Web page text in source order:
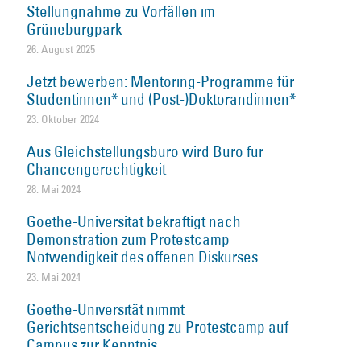
Stellungnahme zu Vorfällen im
Grüneburgpark
26. August 2025
Jetzt bewerben: Mentoring-Programme für
Studentinnen* und (Post-)Doktorandinnen*
23. Oktober 2024
Aus Gleichstellungsbüro wird Büro für
Chancengerechtigkeit
28. Mai 2024
Goethe-Universität bekräftigt nach
Demonstration zum Protestcamp
Notwendigkeit des offenen Diskurses
23. Mai 2024
Goethe-Universität nimmt
Gerichtsentscheidung zu Protestcamp auf